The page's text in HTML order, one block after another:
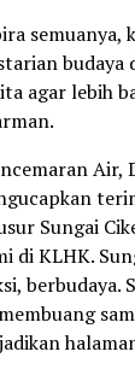
semuanya,
budaya
agar lebih
Air,
Sungai
di KLHK.
berbudaya.